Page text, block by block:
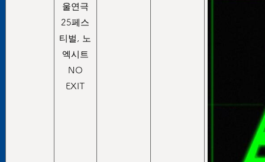
울연극
25페스
티벌, 노
엑시트
NO
EXIT